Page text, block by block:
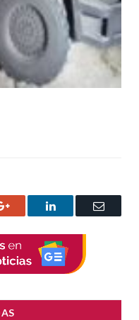
Google+ LinkedIn
Correo